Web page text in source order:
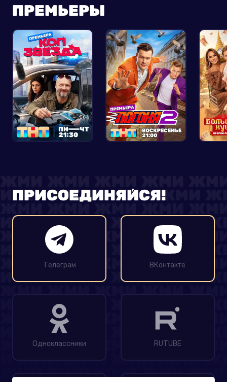
ПРЕМЬЕРЫ
ПРИСОЕДИНЯЙСЯ!
Телеграм ВКонтакте
Одноклассники RUTUBE